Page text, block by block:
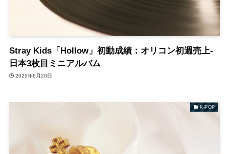
Stray Kids「Hollow」初動成績：オリコン初週売上-
日本3枚目ミニアルバム
2025年6月20日
K-POP